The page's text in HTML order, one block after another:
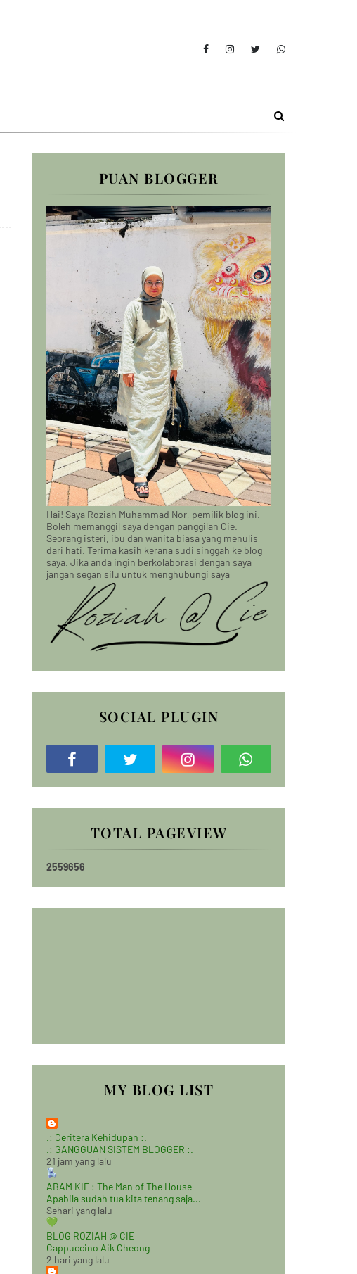
PUAN BLOGGER
Hai! Saya Roziah Muhammad Nor, pemilik blog ini.
Boleh memanggil saya dengan panggilan Cie.
Seorang isteri, ibu dan wanita biasa yang menulis
dari hati. Terima kasih kerana sudi singgah ke blog
saya. Jika anda ingin berkolaborasi dengan saya
jangan segan silu untuk menghubungi saya
SOCIAL PLUGIN
TOTAL PAGEVIEW
2559656
MY BLOG LIST
.: Ceritera Kehidupan :.
.: GANGGUAN SISTEM BLOGGER :.
21 jam yang lalu
ABAM KIE : The Man of The House
Apabila sudah tua kita tenang saja...
Sehari yang lalu
BLOG ROZIAH @ CIE
Cappuccino Aik Cheong
2 hari yang lalu